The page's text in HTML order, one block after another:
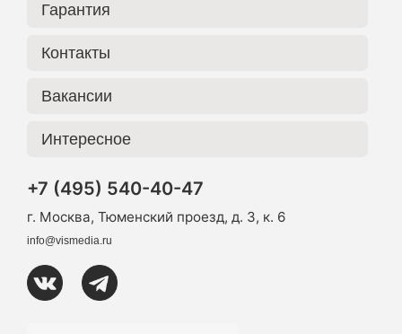
Гарантия
Контакты
Вакансии
Интересное
+7 (495) 540-40-47
г. Москва, Тюменский проезд, д. 3, к. 6
info@vismedia.ru